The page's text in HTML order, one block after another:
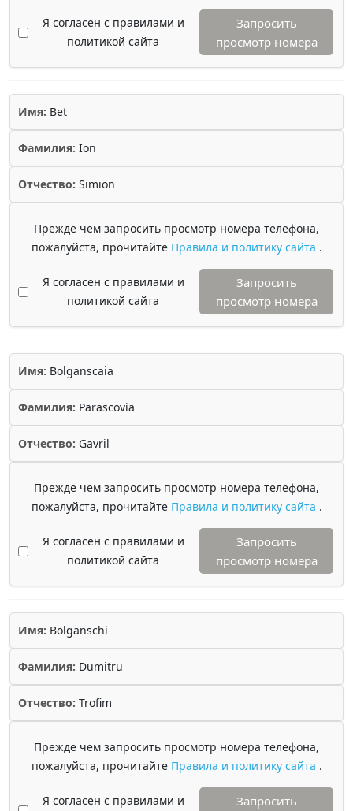
Я согласен с правилами и
политикой сайта
Запросить
просмотр номера
Имя: Bet
Фамилия: Ion
Отчество: Simion
Прежде чем запросить просмотр номера телефона,
пожалуйста, прочитайте Правила и политику сайта .
Я согласен с правилами и
политикой сайта
Запросить
просмотр номера
Имя: Bolganscaia
Фамилия: Parascovia
Отчество: Gavril
Прежде чем запросить просмотр номера телефона,
пожалуйста, прочитайте Правила и политику сайта .
Я согласен с правилами и
политикой сайта
Запросить
просмотр номера
Имя: Bolganschi
Фамилия: Dumitru
Отчество: Trofim
Прежде чем запросить просмотр номера телефона,
пожалуйста, прочитайте Правила и политику сайта .
Я согласен с правилами и
Запросить